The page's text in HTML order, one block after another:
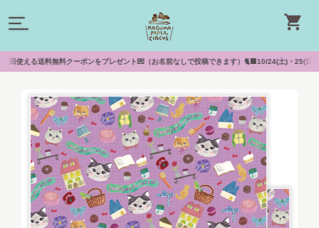
送料無料クーポンをプレゼント💌（お名前なしで投稿できます）🐈‍⬛10/24(土)・25(日)「